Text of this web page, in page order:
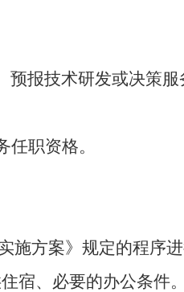
预报技术研发或决策
职资格。
施方案》规定的程序
宿、必要的办公条件。